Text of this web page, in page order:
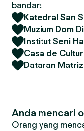
bandar:
Katedral San
Muzium Dom
Institut Seni
Casa de
Dataran Matriz
Anda mencari
Orang yang